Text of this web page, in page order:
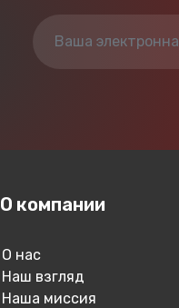
О компании
О нас
Наш взгляд
Наша миссия